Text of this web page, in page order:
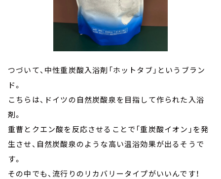
つづいて、中性重炭酸入浴剤「ホットタブ」というブラン
ド。
こちらは、ドイツの自然炭酸泉を目指して作られた入浴
剤。
重曹とクエン酸を反応させることで「重炭酸イオン」を発
生させ、自然炭酸泉のような高い温浴効果が出るそうで
す。
その中でも、流行りのリカバリータイプがいいんです！